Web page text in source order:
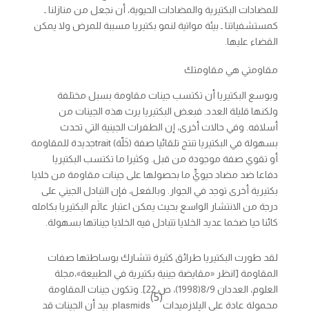
للمضادات البكتيرية والمضادات الحيوية، أن نجعل من منازلنا ـ
كمستشفياتنا ـ بيئة مواتية لنمو بكتيريا مسببة للمرض ولا يمكن
القضاء عليها.
مقاومتي هي مقاومتك
وبوسع البكتيريا أن تكتسب جينات مقاومة بسبل مختلفة
ولكنها قليلة العدد. فبعض البكتيريا يرث هذه الجينات من
أسلافه. وفي حالات أخرى، إن الطفرات الجينية التي تحدث
بسهولة في البكتيريا تنتج تلقائيا صفة (خَلّة)traitجديدة للمقاومة
أو تقوي صفة موجودة من قبل. وكثيرا ما تكتسب البكتيريا
دفاعا ضد مضاد حيويٍّ ما بحصولها على جينات مقاومة من خلايا
بكتيرية أخرى توجد في الجوار. وبالفعل، فإن التبادل الجيني على
درجة من الانتشار الواسع بحيث يمكن اعتبار عالَم البكتيريا بكامله
كائنا حيا ضخما عديد الخلايا تتبادل فيه الخلايا جيناتها بسهولة.
لقد طورت البكتيريا طرائق كثيرة تتشارك بوساطتها صفات
المقاومة [انظر «مقايضة جينية بكتيرية في الطبيعة»،مجلة
العلوم، العددان 8/9(1998)، ص 22]. وتكون جينات المقاومة
محمولة عادة على الپلازميدات
(5)
plasmids. بيد أن الجينات قد